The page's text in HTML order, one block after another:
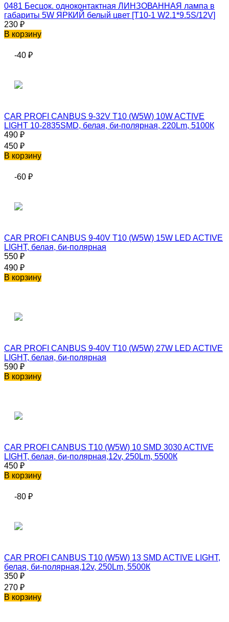
0481 Бесцок. одноконтактная ЛИНЗОВАННАЯ лампа в
габариты 5W ЯРКИЙ белый цвет [T10-1 W2.1*9.5S/12V]
230 ₽
В корзину
-40 ₽
CAR PROFI CANBUS 9-32V T10 (W5W) 10W ACTIVE
LIGHT 10-2835SMD, белая, би-полярная, 220Lm, 5100К
490 ₽
450 ₽
В корзину
-60 ₽
CAR PROFI CANBUS 9-40V T10 (W5W) 15W LED ACTIVE
LIGHT, белая, би-полярная
550 ₽
490 ₽
В корзину
CAR PROFI CANBUS 9-40V T10 (W5W) 27W LED ACTIVE
LIGHT, белая, би-полярная
590 ₽
В корзину
CAR PROFI CANBUS T10 (W5W) 10 SMD 3030 ACTIVE
LIGHT, белая, би-полярная,12v, 250Lm, 5500К
450 ₽
В корзину
-80 ₽
CAR PROFI CANBUS T10 (W5W) 13 SMD ACTIVE LIGHT,
белая, би-полярная,12v, 250Lm, 5500К
350 ₽
270 ₽
В корзину